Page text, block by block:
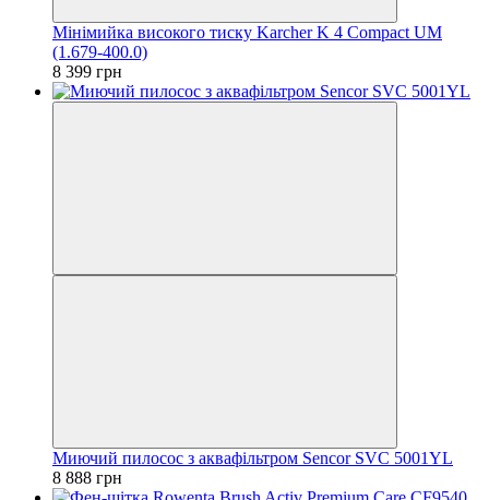
Мінімийка високого тиску Karcher K 4 Compact UM
(1.679-400.0)
8 399 грн
Миючий пилосос з аквафільтром Sencor SVC 5001YL
8 888 грн